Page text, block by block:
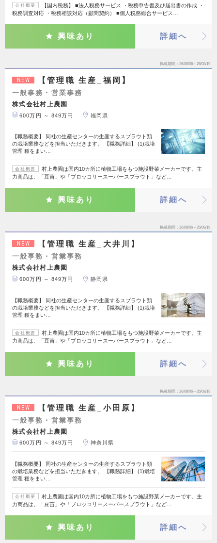
会社概要
【国内税務】 ■法人税務サービス ・税務申告書及び届出書の作成 ・
税務調査対応 ・税務相談対応（顧問契約） ■個人税務総合サービス…
興味あり 詳細へ
掲載期間 26/08/06～26/08/19
NEW 【管理職 生産_福岡】
一般事務・営業事務
株式会社村上農園
600万円 ～ 849万円 福岡県
【職務概要】 同社の生産センターの生産するスプラウト類
の栽培業務などを担当いただきます。 【職務詳細】 (1)栽培
管理 種をまい…
会社概要
村上農園は国内10カ所に植物工場をもつ施設野菜メーカーです。主
力商品は、「豆苗」や「ブロッコリースーパースプラウト」など…
興味あり 詳細へ
掲載期間 26/08/06～26/08/19
NEW 【管理職 生産_大井川】
一般事務・営業事務
株式会社村上農園
600万円 ～ 849万円 静岡県
【職務概要】 同社の生産センターの生産するスプラウト類
の栽培業務などを担当いただきます。 【職務詳細】 (1)栽培
管理 種をまい…
会社概要
村上農園は国内10カ所に植物工場をもつ施設野菜メーカーです。主
力商品は、「豆苗」や「ブロッコリースーパースプラウト」など…
興味あり 詳細へ
掲載期間 26/08/06～26/08/19
NEW 【管理職 生産_小田原】
一般事務・営業事務
株式会社村上農園
600万円 ～ 849万円 神奈川県
【職務概要】 同社の生産センターの生産するスプラウト類
の栽培業務などを担当いただきます。 【職務詳細】 (1)栽培
管理 種をまい…
会社概要
村上農園は国内10カ所に植物工場をもつ施設野菜メーカーです。主
力商品は、「豆苗」や「ブロッコリースーパースプラウト」など…
興味あり 詳細へ